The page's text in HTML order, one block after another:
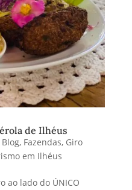
de Ilhéus
Blog, Fazendas, Giro
em Ilhéus
ao lado do ÚNICO